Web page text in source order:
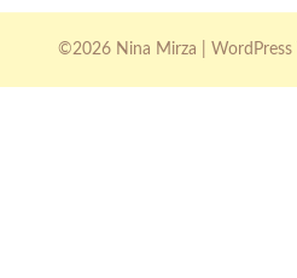
©2026 Nina Mirza |